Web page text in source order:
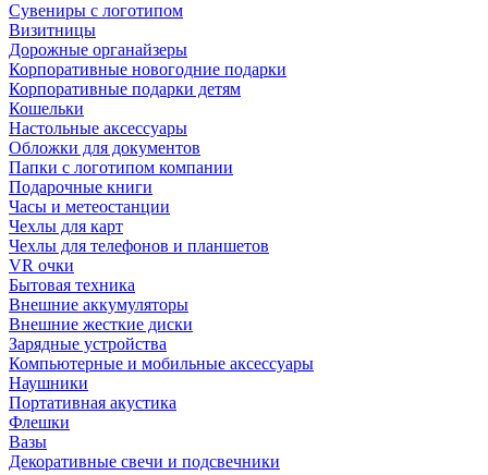
Сувениры с логотипом
Визитницы
Дорожные органайзеры
Корпоративные новогодние подарки
Корпоративные подарки детям
Кошельки
Настольные аксессуары
Обложки для документов
Папки с логотипом компании
Подарочные книги
Часы и метеостанции
Чехлы для карт
Чехлы для телефонов и планшетов
VR очки
Бытовая техника
Внешние аккумуляторы
Внешние жесткие диски
Зарядные устройства
Компьютерные и мобильные аксессуары
Наушники
Портативная акустика
Флешки
Вазы
Декоративные свечи и подсвечники